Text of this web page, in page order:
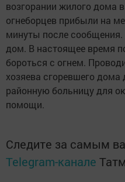
возгорании жилого дома
огнеборцев прибыли на
минуты после
дом. В настоящее время
бороться с огнем.
хозяева сгоревшего
районную больницу для
помощи.
Следите за самым
Telegram-канале